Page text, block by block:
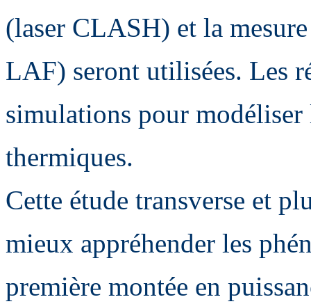
(laser CLASH) et la
LAF) seront utilisées. Les
simulations pour
thermiques.
Cette étude transverse et
mieux appréhender les
première montée en